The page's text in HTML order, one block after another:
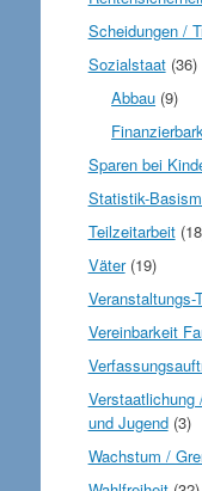
Scheidungen /
Sozialstaat(36)
Abbau (9)
Sparen bei
Statistik-
Teilzeitarbeit
Väter(19)
Veranstaltungs-
Vereinbarkeit
und Jugend(3)
Wachstum /